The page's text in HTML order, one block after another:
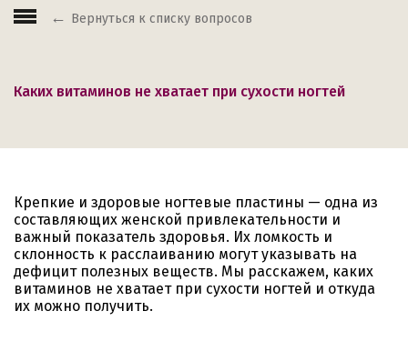
Вернуться к списку вопросов
Каких витаминов не хватает при сухости ногтей
Крепкие и здоровые ногтевые пластины — одна из
составляющих женской привлекательности и
важный показатель здоровья. Их ломкость и
склонность к расслаиванию могут указывать на
дефицит полезных веществ. Мы расскажем, каких
витаминов не хватает при сухости ногтей и откуда
их можно получить.